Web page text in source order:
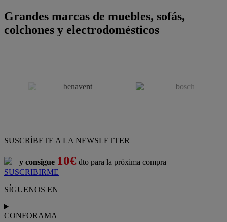
Grandes marcas de muebles, sofás,
colchones y electrodomésticos
SUSCRÍBETE A LA NEWSLETTER
y consigue 10€ dto para la próxima compra
SUSCRIBIRME
SÍGUENOS EN
CONFORAMA